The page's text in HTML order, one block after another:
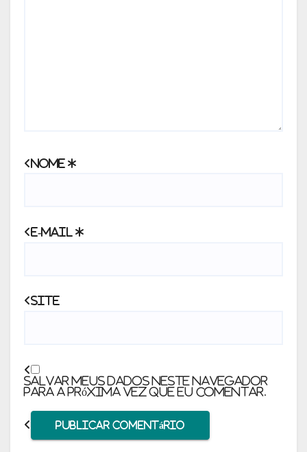
Nome *
E-mail *
Site
Salvar meus dados neste navegador
para a próxima vez que eu comentar.